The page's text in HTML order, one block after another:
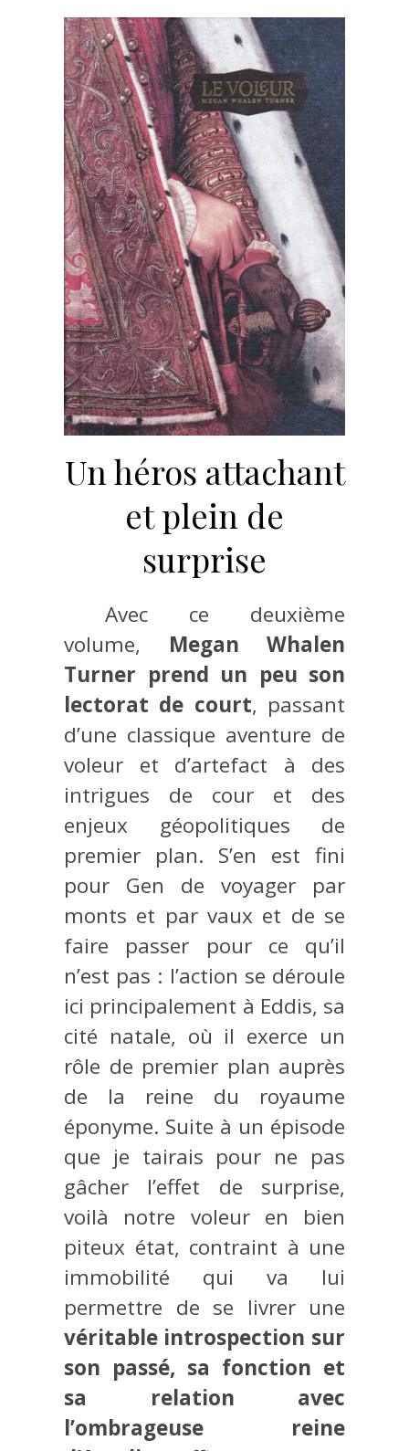
Un héros attachant
et plein de
surprise
Avec ce deuxième
volume, Megan Whalen
Turner prend un peu son
lectorat de court, passant
d’une classique aventure de
voleur et d’artefact à des
intrigues de cour et des
enjeux géopolitiques de
premier plan. S’en est fini
pour Gen de voyager par
monts et par vaux et de se
faire passer pour ce qu’il
n’est pas : l’action se déroule
ici principalement à Eddis, sa
cité natale, où il exerce un
rôle de premier plan auprès
de la reine du royaume
éponyme. Suite à un épisode
que je tairais pour ne pas
gâcher l’effet de surprise,
voilà notre voleur en bien
piteux état, contraint à une
immobilité qui va lui
permettre de se livrer une
véritable introspection sur
son passé, sa fonction et
sa relation avec
l’ombrageuse reine